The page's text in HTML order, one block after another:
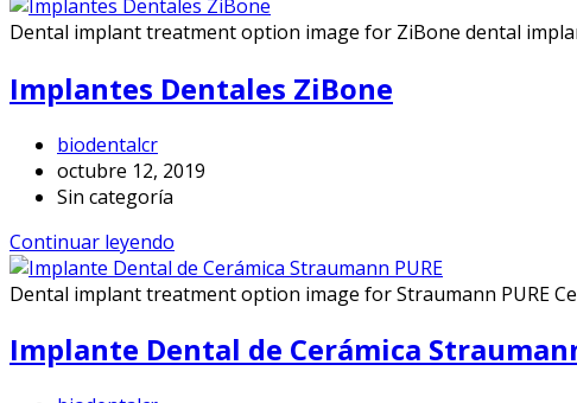
Dental implant treatment option image for ZiBone dental
Implantes Dentales ZiBone
biodentalcr
octubre 12, 2019
Sin categoría
Continuar leyendo
Dental implant treatment option image for Straumann PURE
Implante Dental de Cerámica